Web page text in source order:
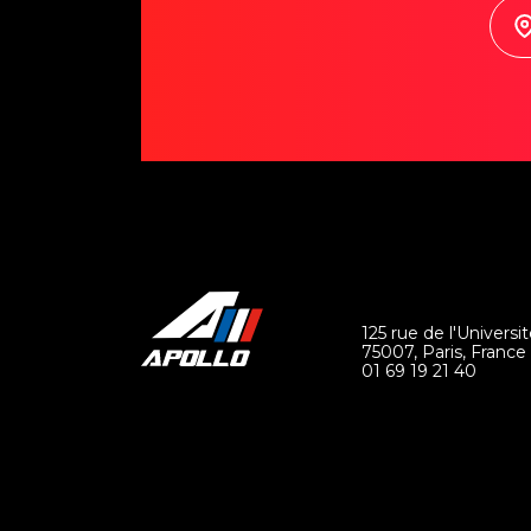
125 rue de
75007, Paris, France
01 69 19 21 40